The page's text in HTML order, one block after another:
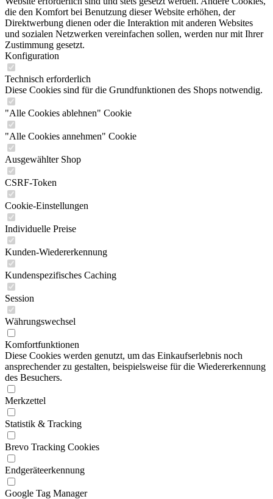
die den Komfort bei Benutzung dieser Website erhöhen, der
Direktwerbung dienen oder die Interaktion mit anderen Websites
und sozialen Netzwerken vereinfachen sollen, werden nur mit Ihrer
Zustimmung gesetzt.
Konfiguration
Technisch erforderlich
Diese Cookies sind für die Grundfunktionen des Shops notwendig.
"Alle Cookies ablehnen" Cookie
"Alle Cookies annehmen" Cookie
Ausgewählter Shop
CSRF-Token
Cookie-Einstellungen
Individuelle Preise
Kunden-Wiedererkennung
Kundenspezifisches Caching
Session
Währungswechsel
Komfortfunktionen
Diese Cookies werden genutzt, um das Einkaufserlebnis noch
ansprechender zu gestalten, beispielsweise für die Wiedererkennung
des Besuchers.
Merkzettel
Statistik & Tracking
Brevo Tracking Cookies
Endgeräteerkennung
Google Tag Manager